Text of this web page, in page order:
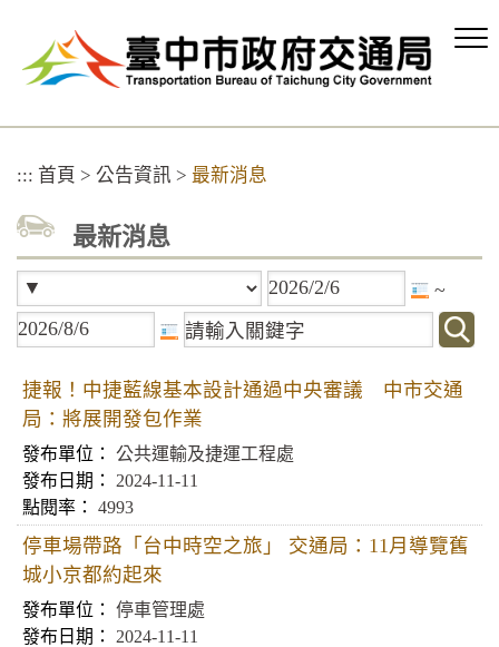
容
::: 首頁 > 公告資訊 > 最新消息
最新消息
~
捷報！中捷藍線基本設計通過中央審議 中市交通
局：將展開發包作業
公共運輸及捷運工程處
2024-11-11
4993
停車場帶路「台中時空之旅」 交通局：11月導覽舊
城小京都約起來
停車管理處
2024-11-11